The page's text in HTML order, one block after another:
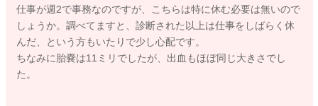
仕事が週2で事務なのですが、こちらは特に休む必要は無いので
しょうか。調べてますと、診断された以上は仕事をしばらく休
んだ、という方もいたりで少し心配です。
ちなみに胎嚢は11ミリでしたが、出血もほぼ同じ大きさでし
た。